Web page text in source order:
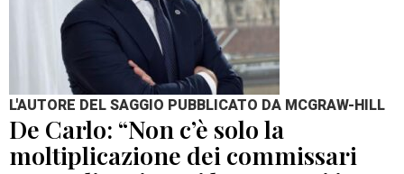
L'AUTORE DEL SAGGIO PUBBLICATO DA MCGRAW-HILL
De Carlo: “Non c’è solo la
moltiplicazione dei commissari